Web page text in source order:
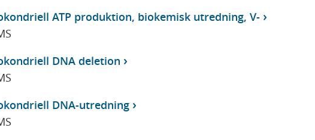
ATP produktion, biokemisk utredning, V-
DNA deletion
DNA-utredning